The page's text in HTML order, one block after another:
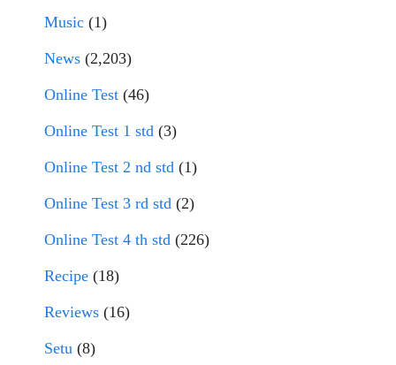
Music (1)
News (2,203)
Online Test (46)
Online Test 1 std (3)
Online Test 2 nd std (1)
Online Test 3 rd std (2)
Online Test 4 th std (226)
Recipe (18)
Reviews (16)
Setu (8)